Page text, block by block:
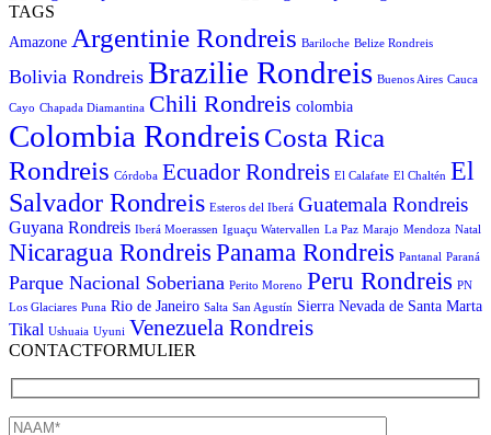
TAGS
Amazone Argentinie Rondreis Bariloche Belize Rondreis
Bolivia Rondreis Brazilie Rondreis Buenos Aires Cauca
Cayo Chapada Diamantina Chili Rondreis colombia
Colombia RondreisCosta Rica
Rondreis Córdoba Ecuador Rondreis El Calafate El Chaltén El
Salvador Rondreis Esteros del Iberá Guatemala Rondreis
Guyana Rondreis Iberá Moerassen Iguaçu Watervallen La Paz Marajo Mendoza Natal
Nicaragua Rondreis Panama Rondreis Pantanal Paraná
Parque Nacional Soberiana Perito Moreno Peru Rondreis PN
Los Glaciares Puna Rio de Janeiro Salta San Agustín Sierra Nevada de Santa Marta
Tikal Ushuaia Uyuni Venezuela Rondreis
CONTACTFORMULIER